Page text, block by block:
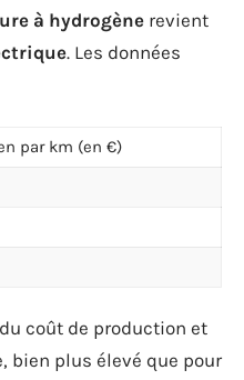
à hydrogène revient
. Les données
par km (en €)
coût de production et
bien plus élevé que pour